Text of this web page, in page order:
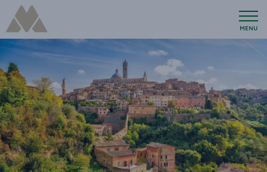
MENU